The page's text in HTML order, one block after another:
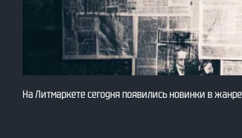
На Литмаркете сегодня появились новинки в